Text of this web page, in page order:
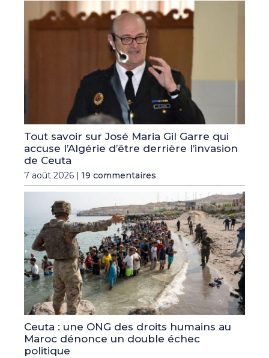
Tout savoir sur José Maria Gil Garre qui
accuse l’Algérie d’être derrière l’invasion
de Ceuta
7 août 2026 | 19 commentaires
Ceuta : une ONG des droits humains au
Maroc dénonce un double échec
politique